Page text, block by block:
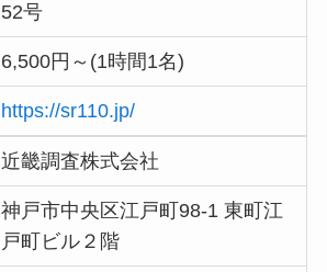
52号
6,500円～(1時間1名)
https://sr110.jp/
近畿調査株式会社
神戸市中央区江戸町98-1 東町江
戸町ビル２階